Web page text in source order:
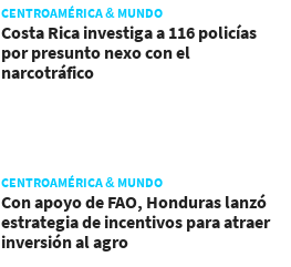
CENTROAMÉRICA & MUNDO
Costa Rica investiga a 116 policías
por presunto nexo con el
narcotráfico
CENTROAMÉRICA & MUNDO
Con apoyo de FAO, Honduras lanzó
estrategia de incentivos para atraer
inversión al agro